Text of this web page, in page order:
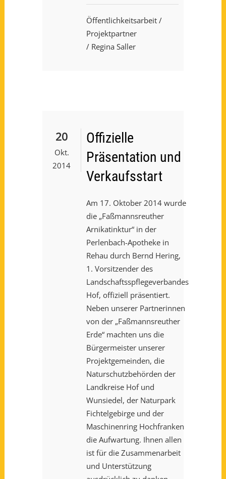
Öffentlichkeitsarbeit /
Projektpartner
/ Regina Saller
20
Okt.
2014
Offizielle
Präsentation und
Verkaufsstart
Am 17. Oktober 2014 wurde
die „Faßmannsreuther
Arnikatinktur“ in der
Perlenbach-Apotheke in
Rehau durch Bernd Hering,
1. Vorsitzender des
Landschaftsspflegeverbandes
Hof, offiziell präsentiert.
Neben unserer Partnerinnen
von der „Faßmannsreuther
Erde“ machten uns die
Bürgermeister unserer
Projektgemeinden, die
Naturschutzbehörden der
Landkreise Hof und
Wunsiedel, der Naturpark
Fichtelgebirge und der
Maschinenring Hochfranken
die Aufwartung. Ihnen allen
ist für die Zusammenarbeit
und Unterstützung